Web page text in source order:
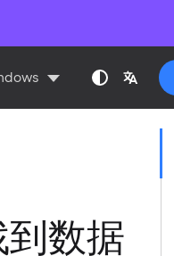
数据